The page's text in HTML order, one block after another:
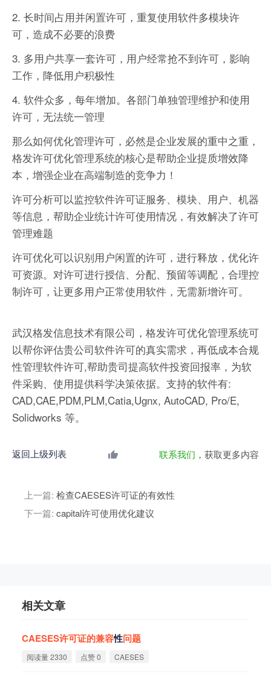
2. 长时间占用并闲置许可，重复使用软件多模块许
可，造成不必要的浪费
3. 多用户共享一套许可，用户经常抢不到许可，影响
工作，降低用户积极性
4. 软件众多，每年增加。各部门单独管理维护和使用
许可，无法统一管理
那么如何优化管理许可，必然是企业发展的重中之重，
格发许可优化管理系统的核心是帮助企业提质增效降
本，增强企业在高端制造的竞争力！
许可分析可以监控软件许可证服务、模块、用户、机器
等信息，帮助企业统计许可使用情况，有效解决了许可
管理难题
许可优化可以识别用户闲置的许可，进行释放，优化许
可资源。对许可进行授信、分配、预留等调配，合理控
制许可，让更多用户正常使用软件，无需新增许可。
武汉格发信息技术有限公司，格发许可优化管理系统可
以帮你评估贵公司软件许可的真实需求，再低成本合规
性管理软件许可,帮助贵司提高软件投资回报率，为软
件采购、使用提供科学决策依据。支持的软件有:
CAD,CAE,PDM,PLM,Catia,Ugnx, AutoCAD, Pro/E,
Solidworks 等。
返回上级列表 联系我们 ，获取更多内容
上一篇: 检查CAESES许可证的有效性
下一篇: capital许可使用优化建议
相关文章
CAESES许可证的兼容性问题
阅读量 2330 点赞 0 CAESES